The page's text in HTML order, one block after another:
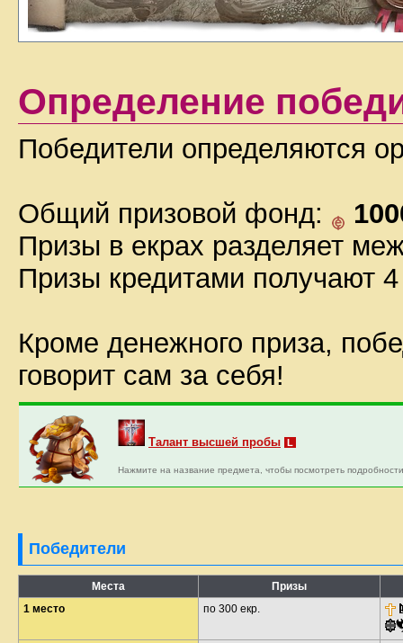
Определение
Победители определяются
Общий призовой фонд:
Призы в екрах разделяет
Призы кредитами получают
Кроме денежного приза,
говорит сам за себя!
Талант высшей пробы L
Нажмите на название предмета, чтобы посмотреть
Победители
Места
Призы
1 место
по 300 екр.